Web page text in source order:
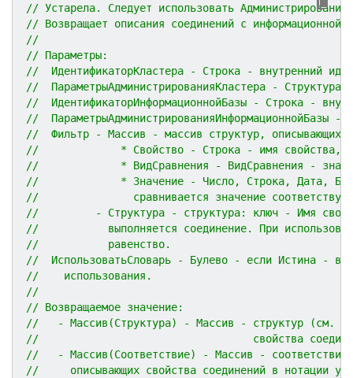
// Устарела. Следует использовать
// Возвращает описания соединений с информационной
//
// Параметры:
//  ИдентификаторКластера - Строка - внутренний
//  ПараметрыАдминистрированияКластера - Структура
//  ИдентификаторИнформационнойБазы - Строка -
//  ПараметрыАдминистрированияИнформационнойБазы -
//  Фильтр - Массив - массив структур, описывающих
//             * Свойство - Строка - имя свойства, по
//             * ВидСравнения - ВидСравнения -
//             * Значение - Число, Строка, Дата,
//               сравнивается значение
//         - Структура - структура: ключ - Имя
//           выполняется соединение. При
//           равенство.
//  ИспользоватьСловарь - Булево - если Истина -
//    использования.
//
// Возвращаемое значение:
//   - Массив(Структура) - Массив - структур (см.
//                                  свойства
//   - Массив(Соответствие) - Массив - соответствий
//     описывающих свойства соединений в нотации